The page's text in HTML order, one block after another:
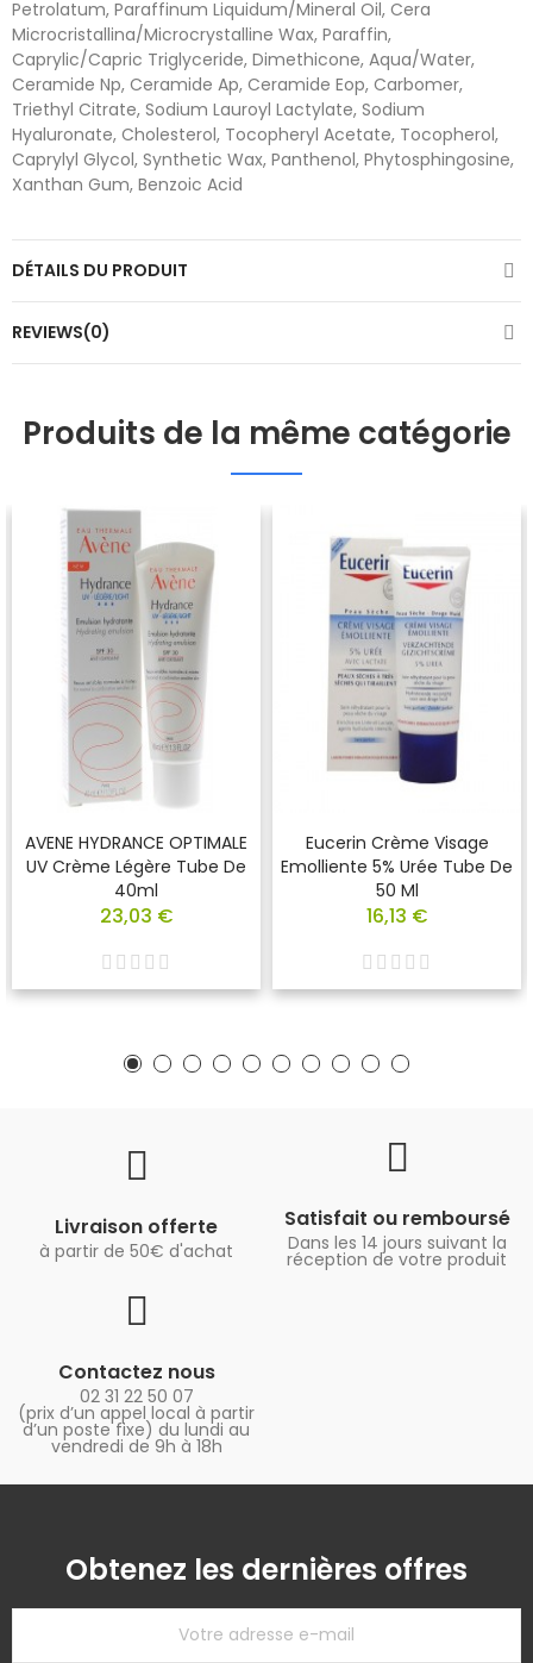
Petrolatum, Paraffinum Liquidum/Mineral Oil, Cera
Microcristallina/Microcrystalline Wax, Paraffin,
Caprylic/Capric Triglyceride, Dimethicone, Aqua/Water,
Ceramide Np, Ceramide Ap, Ceramide Eop, Carbomer,
Triethyl Citrate, Sodium Lauroyl Lactylate, Sodium
Hyaluronate, Cholesterol, Tocopheryl Acetate, Tocopherol,
Caprylyl Glycol, Synthetic Wax, Panthenol, Phytosphingosine,
Xanthan Gum, Benzoic Acid
DÉTAILS DU PRODUIT
REVIEWS(0)
Produits de la même catégorie
AVENE HYDRANCE OPTIMALE
UV Crème Légère Tube De
40ml
23,03 €
Eucerin Crème Visage
Emolliente 5% Urée Tube De
50 Ml
16,13 €
Livraison offerte
à partir de 50€ d'achat
Satisfait ou remboursé
Dans les 14 jours suivant la
réception de votre produit
Contactez nous
02 31 22 50 07
(prix d’un appel local à partir
d’un poste fixe) du lundi au
vendredi de 9h à 18h
Obtenez les dernières offres